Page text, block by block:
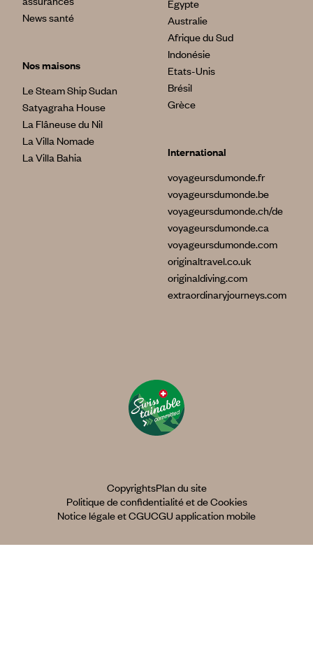
News santé
Nos maisons
Le Steam Ship Sudan
Satyagraha House
La Flâneuse du Nil
La Villa Nomade
La Villa Bahia
Egypte
Australie
Afrique du Sud
Indonésie
Etats-Unis
Brésil
Grèce
International
voyageursdumonde.fr
voyageursdumonde.be
voyageursdumonde.ch/de
voyageursdumonde.ca
voyageursdumonde.com
originaltravel.co.uk
originaldiving.com
extraordinaryjourneys.com
CopyrightsPlan du site
Politique de confidentialité et de Cookies
Notice légale et CGUCGU application mobile